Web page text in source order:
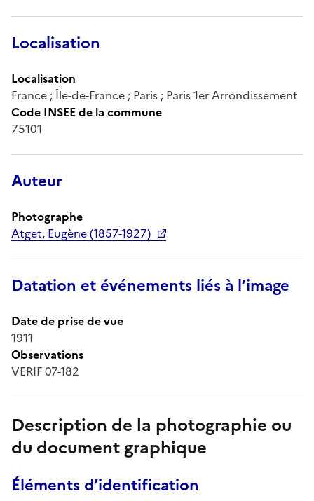
Localisation
Localisation
France ; Île-de-France ; Paris ; Paris 1er Arrondissement
Code INSEE de la commune
75101
Auteur
Photographe
Atget, Eugène (1857-1927)
Datation et événements liés à l’image
Date de prise de vue
1911
Observations
VERIF 07-182
Description de la photographie ou
du document graphique
Éléments d’identification